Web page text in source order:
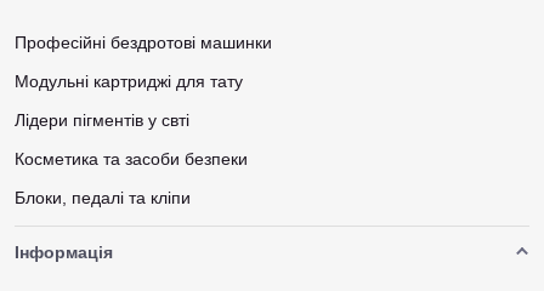
Професійні бездротові машинки
Модульні картриджі для тату
Лідери пігментів у свті
Косметика та засоби безпеки
Блоки, педалі та кліпи
Інформація